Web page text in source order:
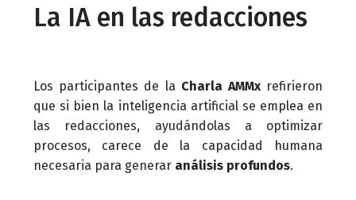
La IA en las redacciones
Los participantes de la Charla AMMxrefirieron
que si bien la inteligencia artificial se emplea en
las redacciones, ayudándolas a optimizar
procesos, carece de la capacidad humana
necesaria para generar análisis profundos.